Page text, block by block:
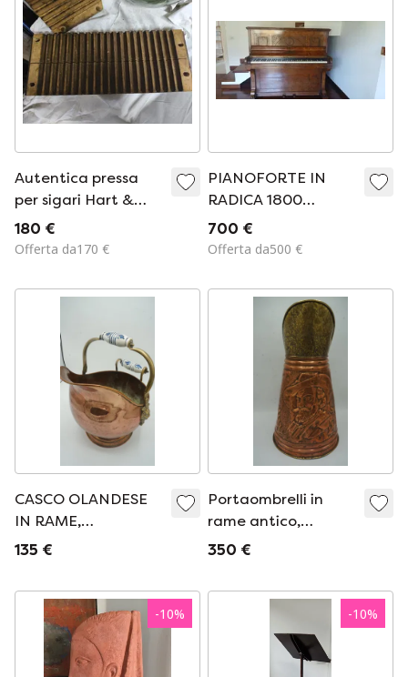
Autentica pressa
per sigari Hart &
Hertel D.R.G.M 7405
180 €
Offerta da170 €
PIANOFORTE IN
RADICA 1800
INGLESE
RICONDIZIONATO
700 €
Offerta da500 €
CASCO OLANDESE
IN RAME,
SECCHIELLO PER
CARBONE, MANICO
BLU DI DELFT,
TESTA DI LEONE IN
OTTONE
135 €
Portaombrelli in
rame antico,
secchiello per
per pellet con rilievo
350 €
-10% -10%